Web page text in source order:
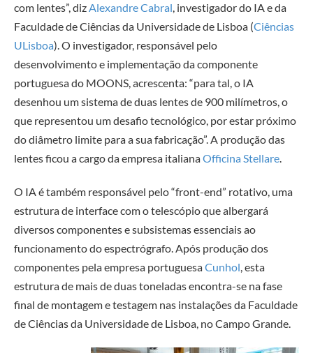
com lentes”, dizAlexandre Cabral, investigador do IA e da
Faculdade de Ciências da Universidade de Lisboa (Ciências
ULisboa). O investigador, responsável pelo
desenvolvimento e implementação da componente
portuguesa do MOONS, acrescenta: “para tal, o IA
desenhou um sistema de duas lentes de 900 milímetros, o
que representou um desafio tecnológico, por estar próximo
do diâmetro limite para a sua fabricação”. A produção das
lentes ficou a cargo da empresa italianaOfficina Stellare.
O IA é também responsável pelo “front-end” rotativo, uma
estrutura de interface com o telescópio que albergará
diversos componentes e subsistemas essenciais ao
funcionamento do espectrógrafo. Após produção dos
componentes pela empresa portuguesaCunhol, esta
estrutura de mais de duas toneladas encontra-se na fase
final de montagem e testagem nas instalações da Faculdade
de Ciências da Universidade de Lisboa, no Campo Grande.